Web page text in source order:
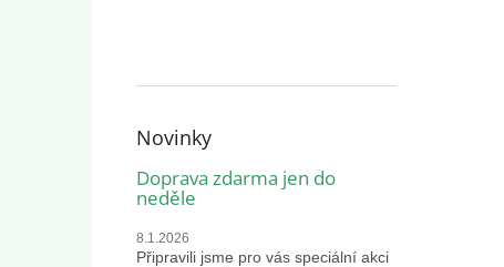
Novinky
Doprava zdarma jen do
neděle
8.1.2026
Připravili jsme pro vás speciální akci